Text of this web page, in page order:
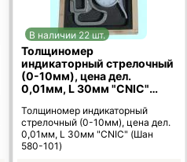
В наличии 22 шт.
Толщиномер
индикаторный стрелочный
(0-10мм), цена дел.
0,01мм, L 30мм "CNIC"
Толщиномер индикаторный
стрелочный (0-10мм), цена дел.
0,01мм, L 30мм "CNIC" (Шан
580-101)